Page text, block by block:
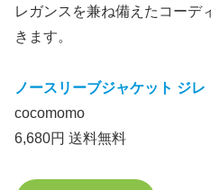
レガンスを兼ね備えたコーデ
きます。
ノースリーブジャケット ジレ
cocomomo
6,680円 送料無料